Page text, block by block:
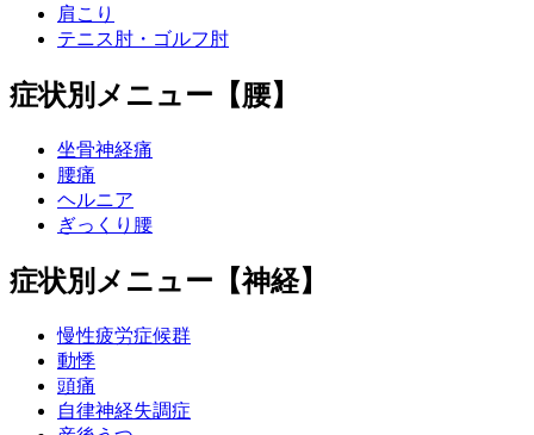
肩こり
テニス肘・ゴルフ肘
症状別メニュー【腰】
坐骨神経痛
腰痛
ヘルニア
ぎっくり腰
症状別メニュー【神経】
慢性疲労症候群
動悸
頭痛
自律神経失調症